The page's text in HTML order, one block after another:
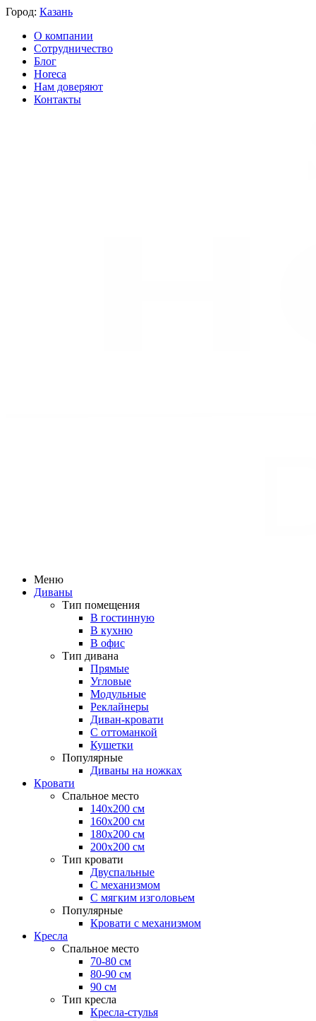
Город: Казань
О компании
Сотрудничество
Блог
Horeca
Нам доверяют
Контакты
Меню
Диваны
Тип помещения
В гостинную
В кухню
В офис
Тип дивана
Прямые
Угловые
Модульные
Реклайнеры
Диван-кровати
С оттоманкой
Кушетки
Популярные
Диваны на ножках
Кровати
Спальное место
140х200 см
160х200 см
180х200 см
200х200 см
Тип кровати
Двуспальные
С механизмом
С мягким изголовьем
Популярные
Кровати с механизмом
Кресла
Спальное место
70-80 см
80-90 см
90 см
Тип кресла
Кресла-стулья